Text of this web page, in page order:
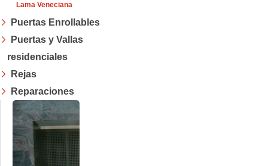
Lama Veneciana
Puertas Enrollables
Puertas y Vallas
residenciales
Rejas
Reparaciones